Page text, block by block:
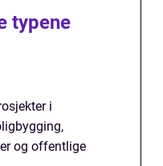
typene
i
og offentlige